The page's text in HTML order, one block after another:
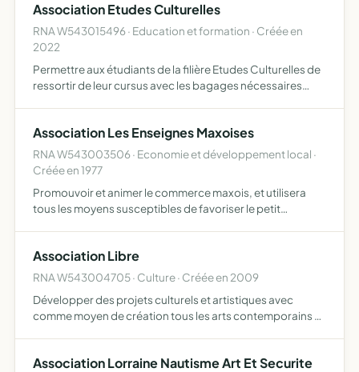
Association Etudes Culturelles
RNA W543015496 · Education et formation · Créée en
2022
Permettre aux étudiants de la filière Etudes Culturelles de
ressortir de leur cursus avec les bagages nécessaires
Association Les Enseignes Maxoises
RNA W543003506 · Economie et développement local ·
Créée en 1977
Promouvoir et animer le commerce maxois, et utilisera
tous les moyens susceptibles de favoriser le petit
Association Libre
RNA W543004705 · Culture · Créée en 2009
Développer des projets culturels et artistiques avec
comme moyen de création tous les arts contemporains et
Association Lorraine Nautisme Art Et Securite